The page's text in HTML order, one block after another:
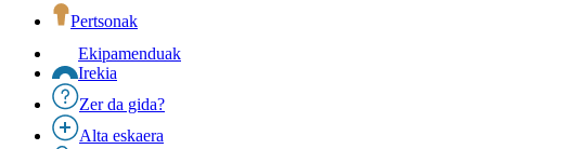
Pertsonak
Ekipamenduak
Irekia
Zer da gida?
Alta eskaera